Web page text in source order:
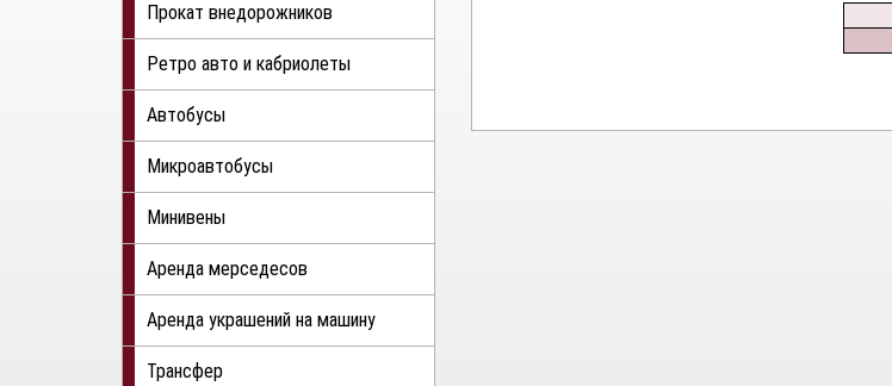
Прокат внедорожников
Ретро авто и кабриолеты
Автобусы
Микроавтобусы
Минивены
Аренда мерседесов
Аренда украшений на машину
Трансфер